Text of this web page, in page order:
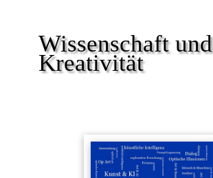
Wissenschaft und
Kreativität